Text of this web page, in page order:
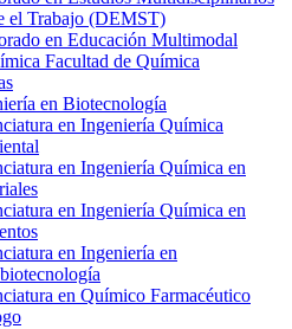
el Trabajo (DEMST)
en Educación Multimodal
Facultad de Química
en Biotecnología
en Ingeniería Química
en Ingeniería Química en
en Ingeniería Química en
en Ingeniería en
en Químico Farmacéutico